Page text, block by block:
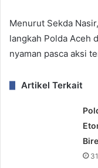
Menurut Sekda
langkah Polda Aceh
nyaman pasca aksi
Artikel Terkait